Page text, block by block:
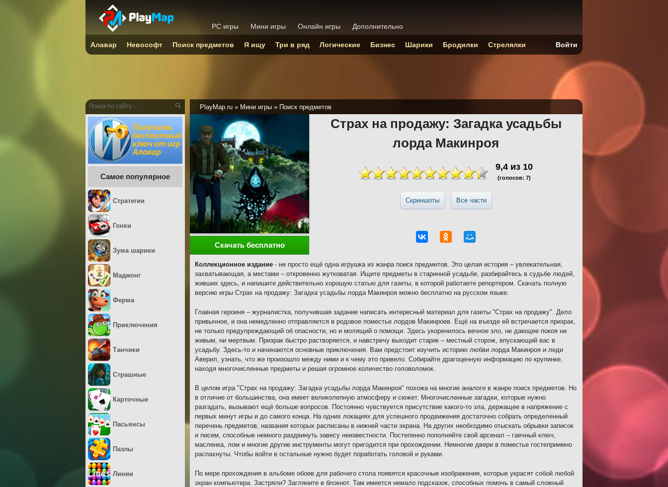
PlayMap.ru » Мини игры » Поиск предметов
Страх на продажу: Загадка усадьбы
лорда Макинроя
9,4 из 10
(голосов: 7)
Скриншоты Все части
Скачать бесплатно
Коллекционное издание - не просто ещё одна игрушка из жанра поиск предметов. Это целая история – увлекательная,
захватывающая, а местами – откровенно жутковатая. Ищите предметы в старинной усадьбе, разбирайтесь в судьбе людей,
живших здесь, и напишите действительно хорошую статью для газеты, в которой работаете репортером. Скачать полную
версию игры Страх на продажу: Загадка усадьбы лорда Макинроя можно бесплатно на русском языке.
Главная героиня – журналистка, получившая задание написать интересный материал для газеты "Страх на продажу". Дело
привычное, и она немедленно отправляется в родовое поместье лордов Макинроев. Ещё на въезде ей встречается призрак,
не только предупреждающий об опасности, но и молящий о помощи. Здесь укоренилось вечное зло, не дающее покоя ни
живым, ни мертвым. Призрак быстро растворяется, и навстречу выходит старик – местный сторож, впускающий вас в
усадьбу. Здесь-то и начинаются основные приключения. Вам предстоит изучить историю любви лорда Макинроя и леди
Аверил, узнать, что же произошло между ними и к чему это привело. Собирайте драгоценную информацию по крупинке,
находя многочисленные предметы и решая огромное количество головоломок.
В целом игра "Страх на продажу: Загадка усадьбы лорда Макинроя" похожа на многие аналоги в жанре поиск предметов. Но
в отличие от большинства, она имеет великолепную атмосферу и сюжет. Многочисленные загадки, которые нужно
разгадать, вызывают ещё больше вопросов. Постоянно чувствуется присутствие какого-то зла, держащее в напряжение с
первых минут игры и до самого конца. На одних локациях для успешного продвижения достаточно собрать определенный
перечень предметов, названия которых расписаны в нижней части экрана. На других необходимо отыскать обрывки записок
и писем, способные немного раздвинуть завесу неизвестности. Постепенно пополняйте свой арсенал – гаечный ключ,
масленка, лом и многие другие инструменты могут пригодится при прохождении. Немногие двери в поместье гостеприимно
распахнуты. Чтобы войти в остальные нужно будет поработать головой и руками.
По мере прохождения в альбоме обоев для рабочего стола появятся красочные изображения, которые украсят собой любой
экран компьютера. Застряли? Загляните в блокнот. Там имеется немало подсказок, способных помочь в самый сложный
Самое популярное
Стратегии
Гонки
Зума шарики
Маджонг
Ферма
Приключения
Танчики
Страшные
Карточные
Пасьянсы
Пазлы
Линии
PC игры Мини игры Онлайн игры Дополнительно
Алавар Невософт Поиск предметов Я ищу Три в ряд Логические Бизнес Шарики Бродилки Стрелялки Войти